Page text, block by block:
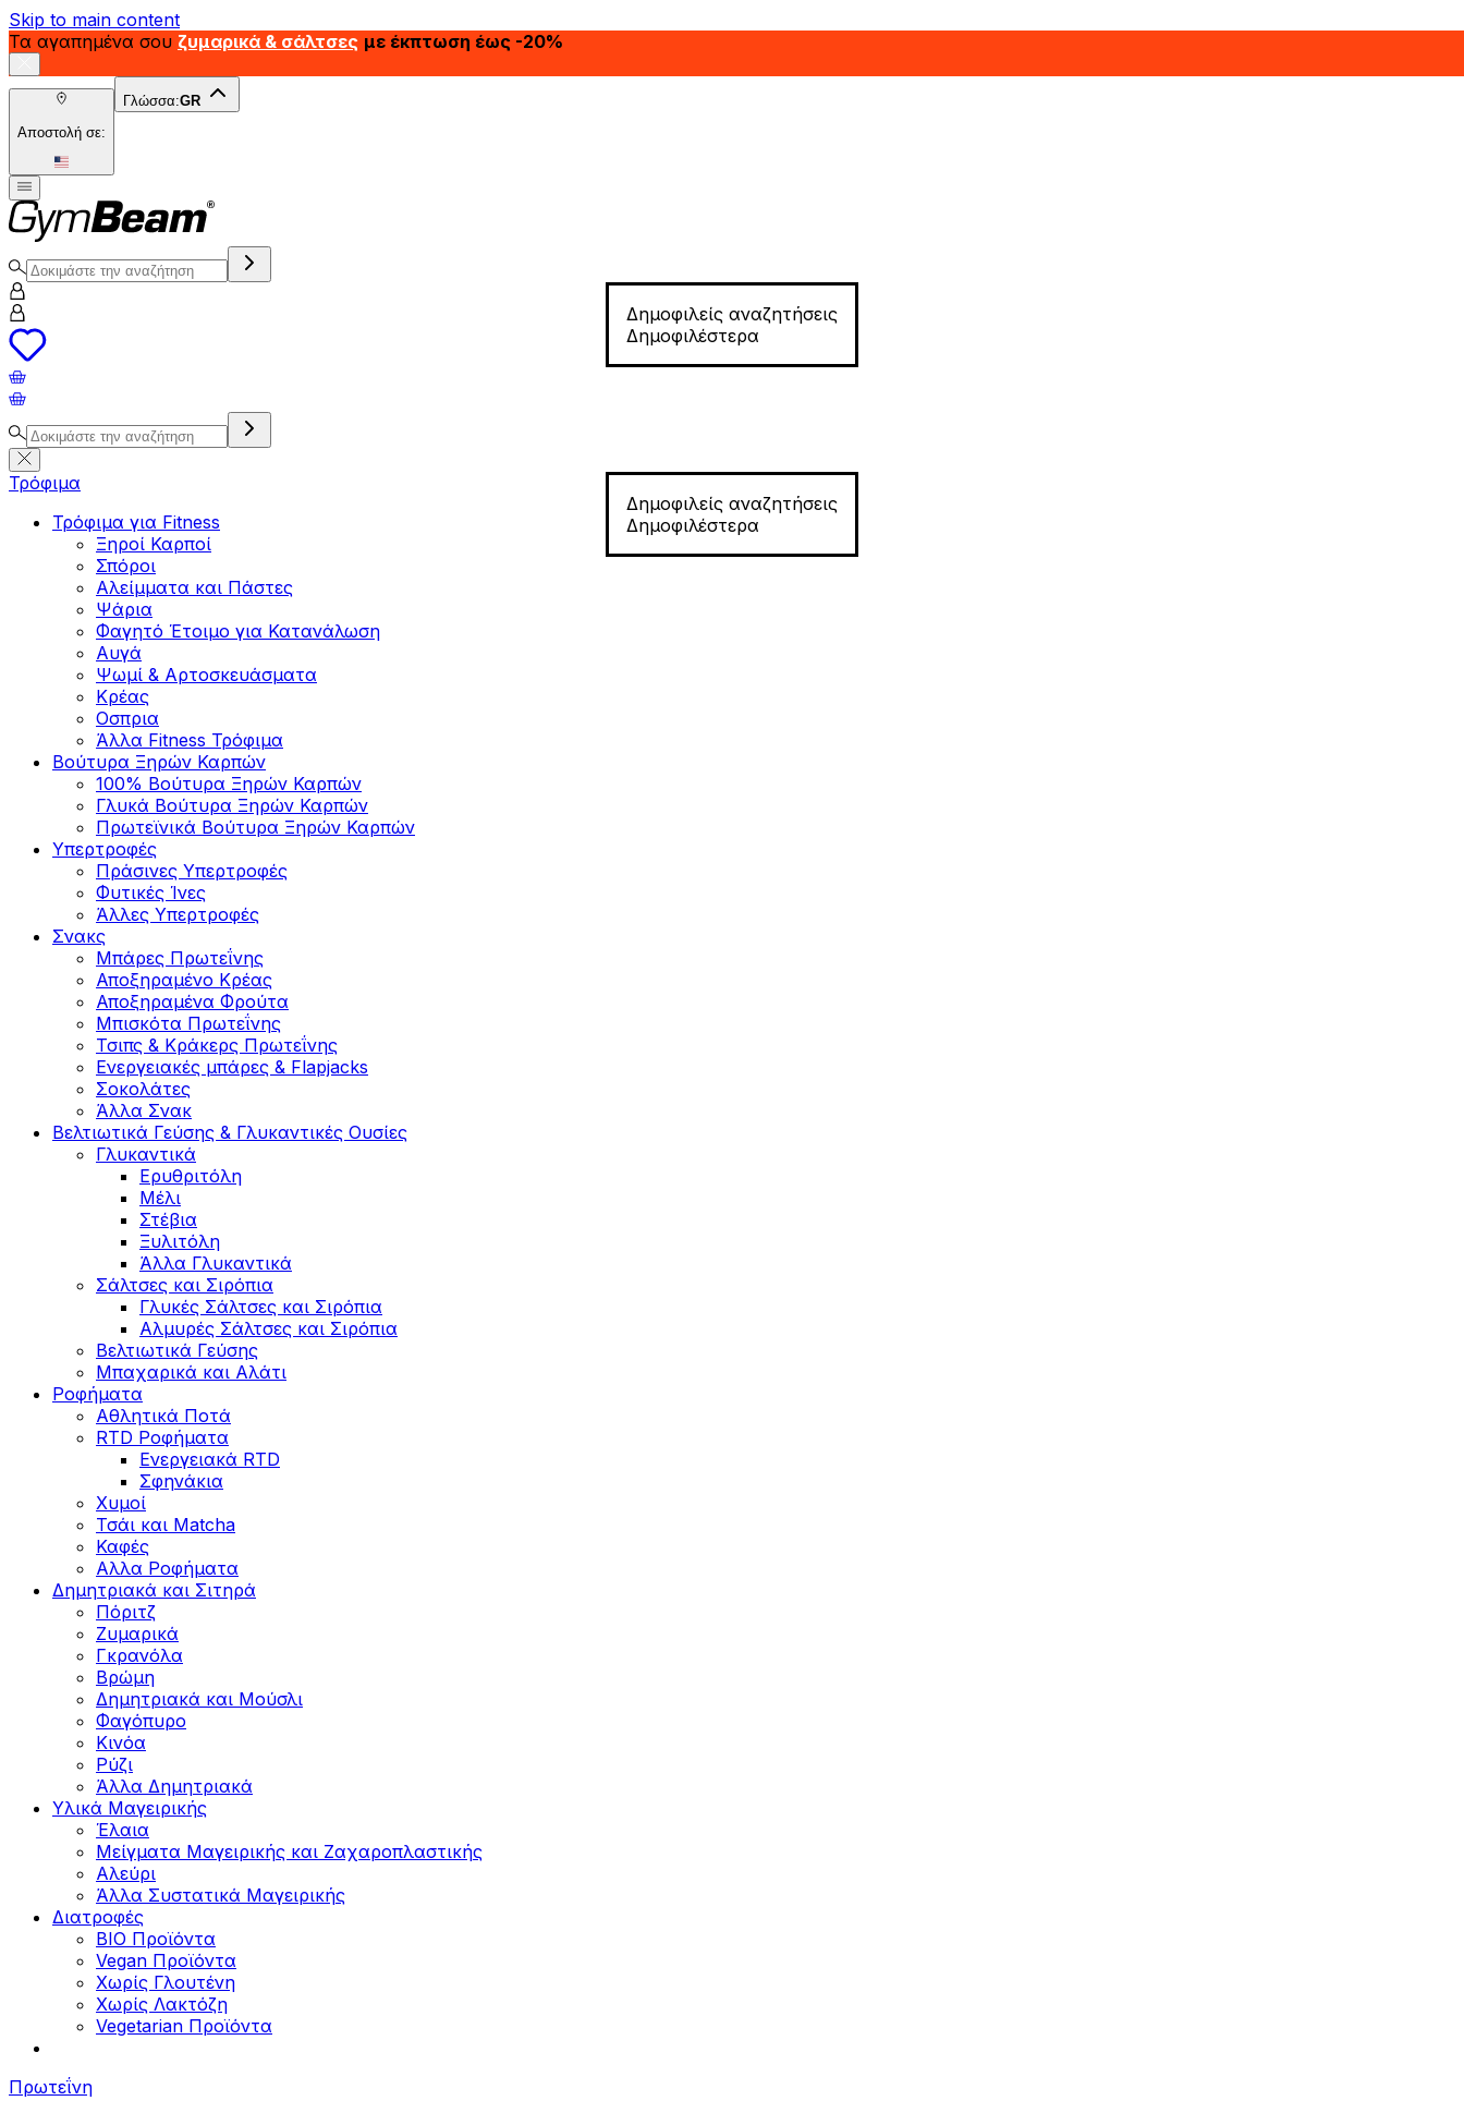
Skip to main content
Τα αγαπημένα σου ζυμαρικά & σάλτσες με έκπτωση έως -20%
Αποστολή σε:
Γλώσσα:GR
Δημοφιλείς αναζητήσεις
Δημοφιλέστερα
Δημοφιλείς αναζητήσεις
Δημοφιλέστερα
Τρόφιμα
Τρόφιμα για Fitness
Ξηροί Καρποί
Σπόροι
Αλείμματα και Πάστες
Ψάρια
Φαγητό Έτοιμο για Κατανάλωση
Αυγά
Ψωμί & Αρτοσκευάσματα
Κρέας
Οσπρια
Άλλα Fitness Τρόφιμα
Βούτυρα Ξηρών Καρπών
100% Βούτυρα Ξηρών Καρπών
Γλυκά Βούτυρα Ξηρών Καρπών
Πρωτεϊνικά Βούτυρα Ξηρών Καρπών
Υπερτροφές
Πράσινες Υπερτροφές
Φυτικές Ίνες
Άλλες Υπερτροφές
Σνακς
Μπάρες Πρωτεΐνης
Αποξηραμένο Κρέας
Αποξηραμένα Φρούτα
Μπισκότα Πρωτεΐνης
Τσιπς & Kράκερς Πρωτεΐνης
Ενεργειακές μπάρες & Flapjacks
Σοκολάτες
Άλλα Σνακ
Βελτιωτικά Γεύσης & Γλυκαντικές Ουσίες
Γλυκαντικά
Ερυθριτόλη
Μέλι
Στέβια
Ξυλιτόλη
Άλλα Γλυκαντικά
Σάλτσες και Σιρόπια
Γλυκές Σάλτσες και Σιρόπια
Αλμυρές Σάλτσες και Σιρόπια
Bελτιωτικά Γεύσης
Μπαχαρικά και Αλάτι
Ροφήματα
Αθλητικά Ποτά
RTD Ροφήματα
Ενεργειακά RTD
Σφηνάκια
Χυμοί
Τσάι και Matcha
Καφές
Αλλα Ροφήματα
Δημητριακά και Σιτηρά
Πόριτζ
Ζυμαρικά
Γκρανόλα
Βρώμη
Δημητριακά και Μούσλι
Φαγόπυρο
Κινόα
Ρύζι
Άλλα Δημητριακά
Υλικά Μαγειρικής
Έλαια
Μείγματα Μαγειρικής και Ζαχαροπλαστικής
Αλεύρι
Άλλα Συστατικά Μαγειρικής
Διατροφές
BIO Προϊόντα
Vegan Προϊόντα
Χωρίς Γλουτένη
Χωρίς Λακτόζη
Vegetarian Προϊόντα
Πρωτεΐνη